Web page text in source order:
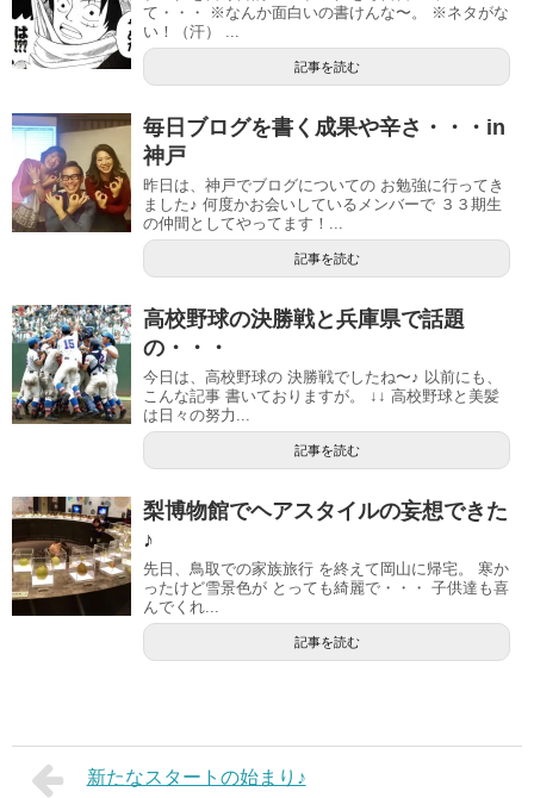
て・・・ ※なんか面白いの書けんな〜。 ※ネタがな
い！（汗） ...
記事を読む
毎日ブログを書く成果や辛さ・・・in
神戸
昨日は、神戸でブログについての お勉強に行ってき
ました♪ 何度かお会いしているメンバーで ３３期生
の仲間としてやってます！...
記事を読む
高校野球の決勝戦と兵庫県で話題
の・・・
今日は、高校野球の 決勝戦でしたね〜♪ 以前にも、
こんな記事 書いておりますが。 ↓↓ 高校野球と美髪
は日々の努力...
記事を読む
梨博物館でヘアスタイルの妄想できた
♪
先日、鳥取での家族旅行 を終えて岡山に帰宅。 寒か
ったけど雪景色が とっても綺麗で・・・ 子供達も喜
んでくれ...
記事を読む
新たなスタートの始まり♪